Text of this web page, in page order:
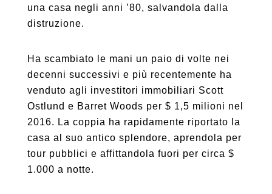
una casa negli anni ’80, salvandola dalla
distruzione.
Ha scambiato le mani un paio di volte nei
decenni successivi e più recentemente ha
venduto agli investitori immobiliari Scott
Ostlund e Barret Woods per $ 1,5 milioni nel
2016. La coppia ha rapidamente riportato la
casa al suo antico splendore, aprendola per
tour pubblici e affittandola fuori per circa $
1.000 a notte.